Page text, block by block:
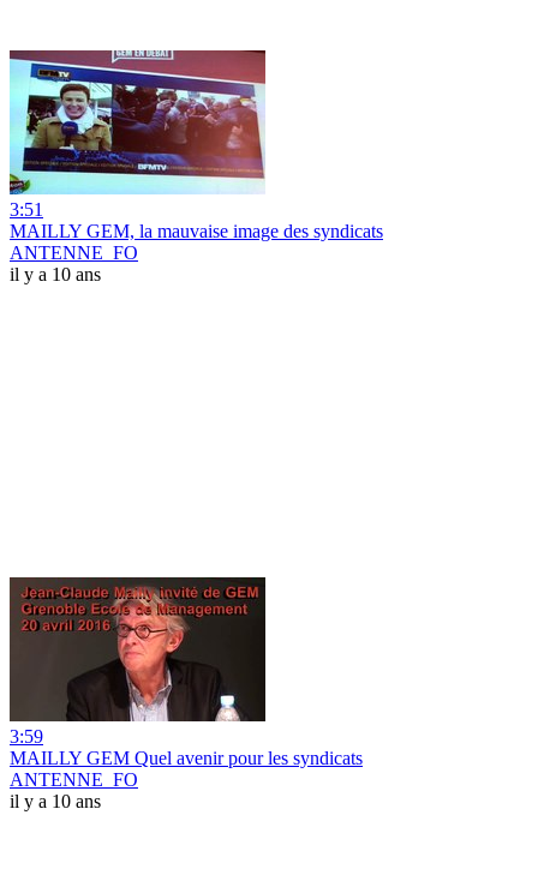
3:51
MAILLY GEM, la mauvaise image des syndicats
ANTENNE_FO
il y a 10 ans
3:59
MAILLY GEM Quel avenir pour les syndicats
ANTENNE_FO
il y a 10 ans